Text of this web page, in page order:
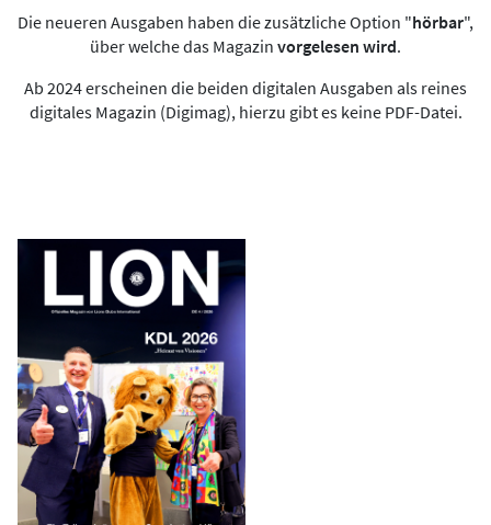
Die neueren Ausgaben haben die zusätzliche Option "hörbar",
über welche das Magazin vorgelesen wird.
Ab 2024 erscheinen die beiden digitalen Ausgaben als reines
digitales Magazin (Digimag), hierzu gibt es keine PDF-Datei.